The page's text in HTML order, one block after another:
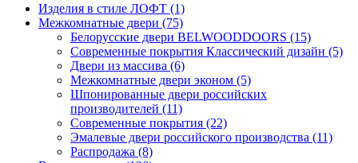
Изделия в стиле ЛОФТ (1)
Межкомнатные двери (75)
Белорусские двери BELWOODDOORS (15)
Современные покрытия Классический дизайн (5)
Двери из массива (6)
Межкомнатные двери эконом (5)
Шпонированные двери российских
производителей (11)
Современные покрытия (22)
Эмалевые двери российского производства (11)
Распродажа (8)